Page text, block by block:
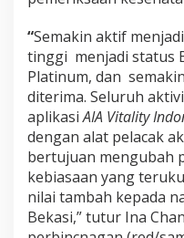
“Semakin aktif
tinggi menjadi status
Platinum, dan
diterima. Seluruh
aplikasiAIA Vitality
dengan alat pelacak
bertujuan mengubah
kebiasaan yang
nilai tambah kepada
Bekasi,” tutur Ina